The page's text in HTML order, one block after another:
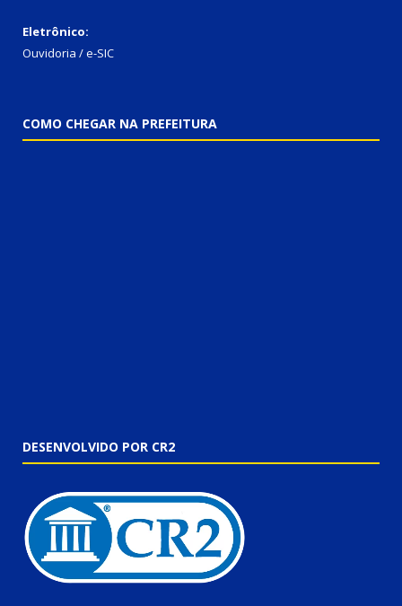
Eletrônico:
Ouvidoria / e-SIC
COMO CHEGAR NA PREFEITURA
DESENVOLVIDO POR CR2